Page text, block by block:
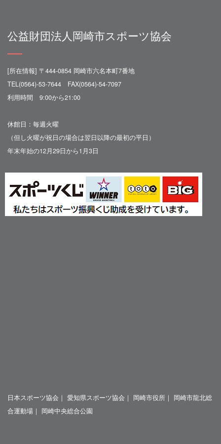
公益財団法人岡崎市スポーツ協会
[所在情報] 〒444-0854 岡崎市六名本町7番地
TEL(0564)-53-7644 FAX(0564)-54-7097
利用時間 9:00から21:00
休館日：毎週火曜
（但し火曜が祝日の場合は翌日以降の最初の平日）
年末年始の12月29日から1月3日
日本スポーツ協会 ｜ 愛知県スポーツ協会 ｜ 岡崎市役所 ｜ 岡崎市龍北総
合運動場 ｜ 岡崎中央総合公園